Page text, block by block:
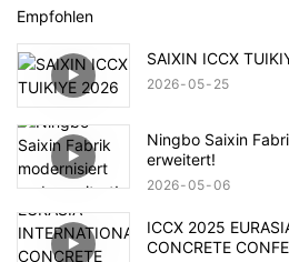
Empfohlen
SAIXIN ICCX
2026 05 25
Ningbo Saixin
erweitert!
2026 05 06
ICCX 2025
CONCRETE